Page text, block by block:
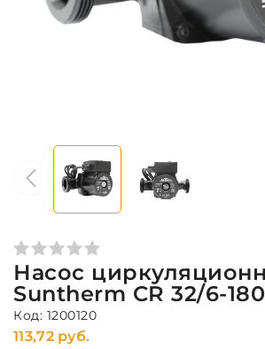
Насос
Suntherm CR 32/6-180
Код: 1200120
113,72 руб.